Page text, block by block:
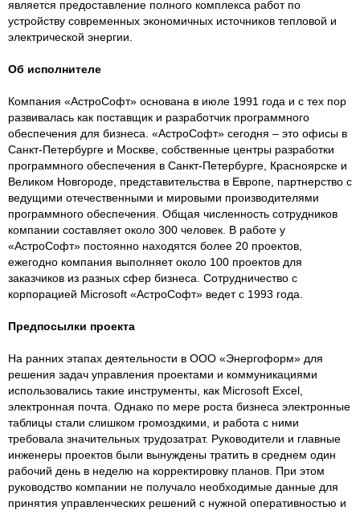
является предоставление полного комплекса работ по
устройству современных экономичных источников тепловой и
электрической энергии.
Об исполнителе
Компания «АстроСофт» основана в июле 1991 года и с тех пор
развивалась как поставщик и разработчик программного
обеспечения для бизнеса. «АстроСофт» сегодня – это офисы в
Санкт-Петербурге и Москве, собственные центры разработки
программного обеспечения в Санкт-Петербурге, Красноярске и
Великом Новгороде, представительства в Европе, партнерство с
ведущими отечественными и мировыми производителями
программного обеспечения. Общая численность сотрудников
компании составляет около 300 человек. В работе у
«АстроСофт» постоянно находятся более 20 проектов,
ежегодно компания выполняет около 100 проектов для
заказчиков из разных сфер бизнеса. Сотрудничество с
корпорацией Microsoft «АстроСофт» ведет с 1993 года.
Предпосылки проекта
На ранних этапах деятельности в ООО «Энергоформ» для
решения задач управления проектами и коммуникациями
использовались такие инструменты, как Microsoft Excel,
электронная почта. Однако по мере роста бизнеса электронные
таблицы стали слишком громоздкими, и работа с ними
требовала значительных трудозатрат. Руководители и главные
инженеры проектов были вынуждены тратить в среднем один
рабочий день в неделю на корректировку планов. При этом
руководство компании не получало необходимые данные для
принятия управленческих решений с нужной оперативностью и